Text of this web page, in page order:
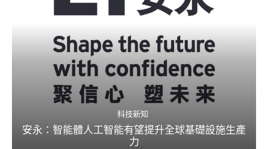
科技新知
安永：智能體人工智能有望提升全球基礎設施生產
力